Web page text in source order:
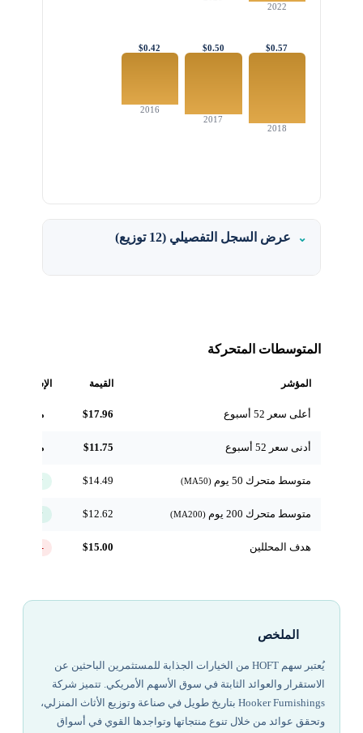
2022
$0.57
2018
$0.50
2017
$0.42
2016
عرض السجل التفصيلي (12 توزيع)
المتوسطات المتحركة
المؤشر القيمة الإشارة
أعلى سعر 52 أسبوع $17.96 مرجعي
أدنى سعر 52 أسبوع $11.75 مرجعي
متوسط متحرك 50 يوم $14.49 ↑ فوق
متوسط متحرك 200 يوم $12.62 ↑ فوق
هدف المحللين $15.00
الملخص
يُعتبر سهم HOFT من الخيارات الجذابة للمستثمرين الباحثين عن
الاستقرار والعوائد الثابتة في سوق الأسهم الأمريكي. تتميز شركة
Hooker Furnishings بتاريخ طويل في صناعة وتوزيع الأثاث المنزلي،
وتحقق عوائد من خلال تنوع منتجاتها وتواجدها القوي في أسواق